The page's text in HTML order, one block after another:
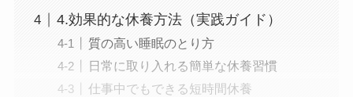
4.効果的な休養方法（実践ガイド）
質の高い睡眠のとり方
日常に取り入れる簡単な休養習慣
仕事中でもできる短時間休養